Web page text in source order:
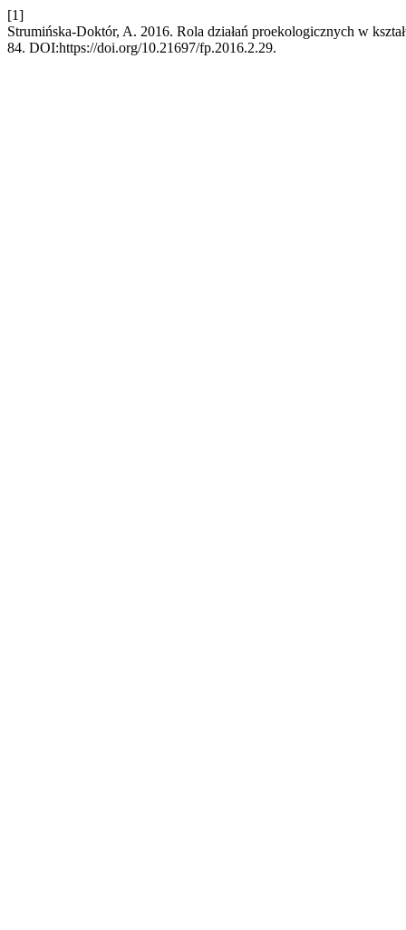
[1]
Strumińska-Doktór, A. 2016. Rola działań proekologicznych w
84. DOI:https://doi.org/10.21697/fp.2016.2.29.